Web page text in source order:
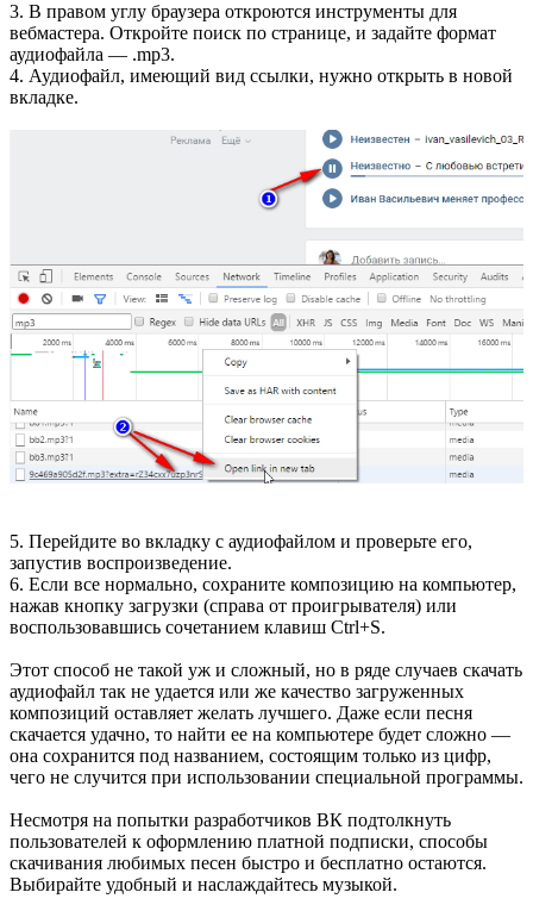
3. В правом углу браузера откроются инструменты для
вебмастера. Откройте поиск по странице, и задайте формат
аудиофайла — .mp3.
4. Аудиофайл, имеющий вид ссылки, нужно открыть в новой
вкладке.
5. Перейдите во вкладку с аудиофайлом и проверьте его,
запустив воспроизведение.
6. Если все нормально, сохраните композицию на компьютер,
нажав кнопку загрузки (справа от проигрывателя) или
воспользовавшись сочетанием клавиш Ctrl+S.
Этот способ не такой уж и сложный, но в ряде случаев скачать
аудиофайл так не удается или же качество загруженных
композиций оставляет желать лучшего. Даже если песня
скачается удачно, то найти ее на компьютере будет сложно —
она сохранится под названием, состоящим только из цифр,
чего не случится при использовании специальной программы.
Несмотря на попытки разработчиков ВК подтолкнуть
пользователей к оформлению платной подписки, способы
скачивания любимых песен быстро и бесплатно остаются.
Выбирайте удобный и наслаждайтесь музыкой.